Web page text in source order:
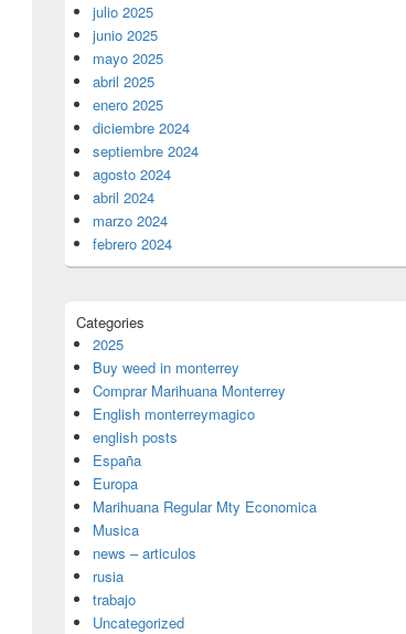
julio 2025
junio 2025
mayo 2025
abril 2025
enero 2025
diciembre 2024
septiembre 2024
agosto 2024
abril 2024
marzo 2024
febrero 2024
Categories
2025
Buy weed in monterrey
Comprar Marihuana Monterrey
English monterreymagico
english posts
España
Europa
Marihuana Regular Mty Economica
Musica
news – articulos
rusia
trabajo
Uncategorized